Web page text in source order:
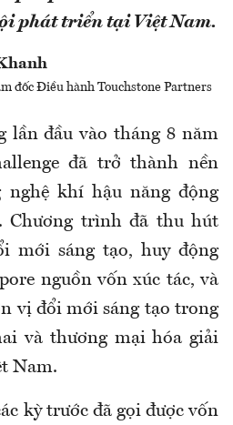
phát triển tại Việt Nam.
đốc Điều hành Touchstone Partners
lần đầu vào tháng 8 năm
đã trở thành nền
khí hậu năng động
Chương trình đã thu hút
mới sáng tạo, huy động
nguồn vốn xúc tác, và
vị đổi mới sáng tạo trong
và thương mại hóa giải
Nam.
kỳ trước đã gọi được vốn